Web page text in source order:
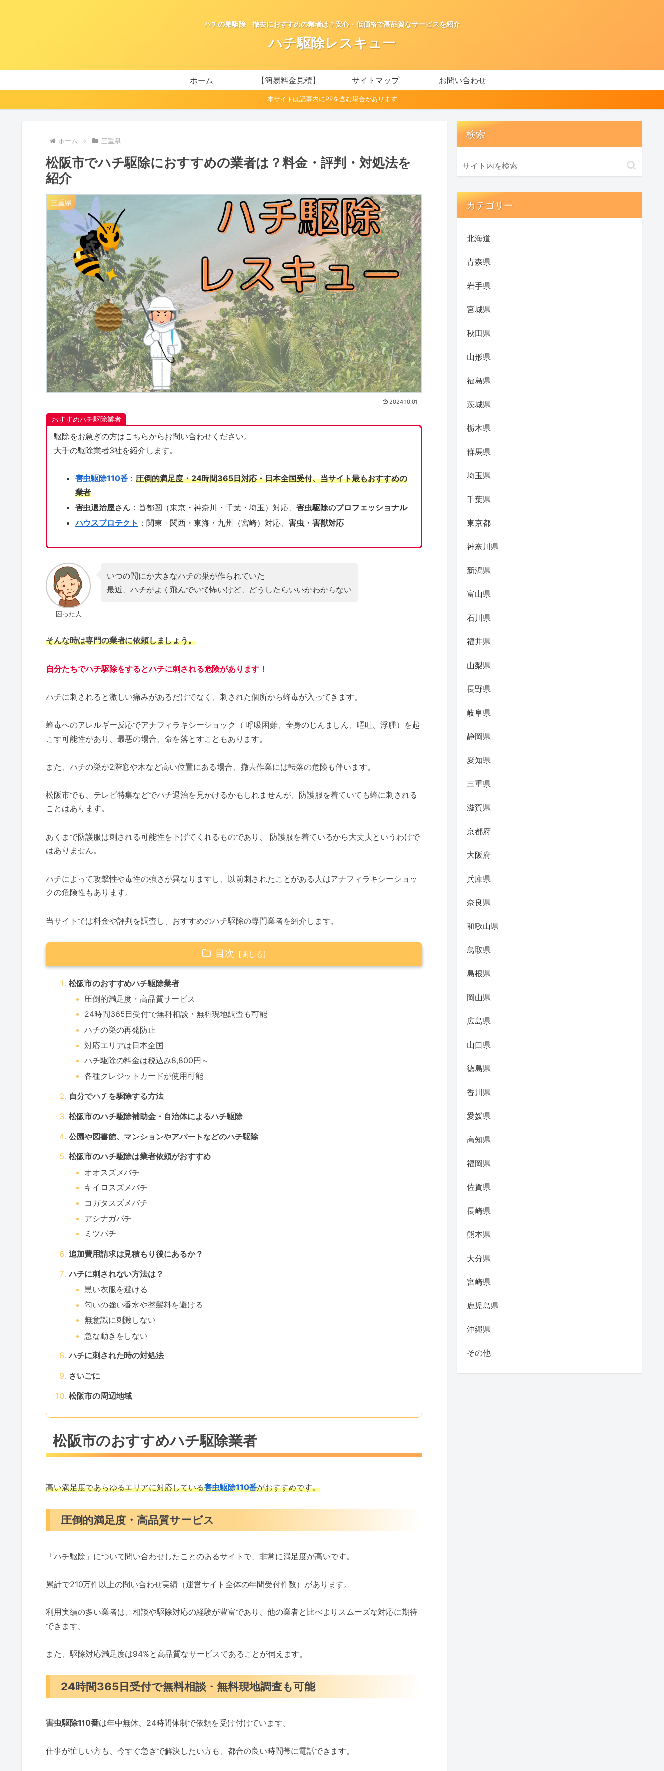
ハチの巣駆除・撤去におすすめの業者は？安心・低価格で高品質なサービスを紹介
ハチ駆除レスキュー
ホーム 【簡易料金見積】 サイトマップ お問い合わせ
本サイトは記事内にPRを含む場合があります
ホーム 三重県
松阪市でハチ駆除におすすめの業者は？料金・評判・対処法を
紹介
三重県
2024.10.01
おすすめハチ駆除業者
駆除をお急ぎの方はこちらからお問い合わせください。
大手の駆除業者3社を紹介します。
害虫駆除110番： 圧倒的満足度・24時間365日対応・日本全国受付、当サイト最もおすすめの
業者
害虫退治屋さん：首都圏（東京・神奈川・千葉・埼玉）対応、 害虫駆除のプロフェッショナル
ハウスプロテクト ：関東・関西・東海・九州（宮崎）対応、 害虫・害獣対応
困った人
いつの間にか大きなハチの巣が作られていた
最近、ハチがよく飛んでいて怖いけど、どうしたらいいかわからない
そんな時は専門の業者に依頼しましょう。
自分たちでハチ駆除をするとハチに刺される危険があります！
ハチに刺されると激しい痛みがあるだけでなく、刺された個所から蜂毒が入ってきます。
蜂毒へのアレルギー反応でアナフィラキシーショック（ 呼吸困難、全身のじんましん、嘔吐、浮腫）を起
こす可能性があり、最悪の場合、命を落とすこともあります。
また、ハチの巣が2階窓や木など高い位置にある場合、撤去作業には転落の危険も伴います。
松阪市でも、テレビ特集などでハチ退治を見かけるかもしれませんが、防護服を着ていても蜂に刺される
ことはあります。
あくまで防護服は刺される可能性を下げてくれるものであり、 防護服を着ているから大丈夫というわけで
はありません。
ハチによって攻撃性や毒性の強さが異なりますし、以前刺されたことがある人はアナフィラキシーショッ
クの危険性もあります。
当サイトでは料金や評判を調査し、おすすめのハチ駆除の専門業者を紹介します。
目次
松阪市のおすすめハチ駆除業者
圧倒的満足度・高品質サービス
24時間365日受付で無料相談・無料現地調査も可能
ハチの巣の再発防止
対応エリアは日本全国
ハチ駆除の料金は税込み8,800円～
各種クレジットカードが使用可能
自分でハチを駆除する方法
松阪市のハチ駆除補助金・自治体によるハチ駆除
公園や図書館、マンションやアパートなどのハチ駆除
松阪市のハチ駆除は業者依頼がおすすめ
オオスズメバチ
キイロスズメバチ
コガタスズメバチ
アシナガバチ
ミツバチ
追加費用請求は見積もり後にあるか？
ハチに刺されない方法は？
黒い衣服を避ける
匂いの強い香水や整髪料を避ける
無意識に刺激しない
急な動きをしない
ハチに刺された時の対処法
さいごに
松阪市の周辺地域
松阪市のおすすめハチ駆除業者
高い満足度であらゆるエリアに対応している害虫駆除110番がおすすめです。
圧倒的満足度・高品質サービス
「ハチ駆除」について問い合わせしたことのあるサイトで、非常に満足度が高いです。
累計で210万件以上の問い合わせ実績（運営サイト全体の年間受付件数）があります。
利用実績の多い業者は、相談や駆除対応の経験が豊富であり、他の業者と比べよりスムーズな対応に期待
できます。
また、駆除対応満足度は94%と高品質なサービスであることが伺えます。
24時間365日受付で無料相談・無料現地調査も可能
害虫駆除110番は年中無休、24時間体制で依頼を受け付けています。
仕事が忙しい方も、今すぐ急ぎで解決したい方も、都合の良い時間帯に電話できます。
検索
カテゴリー
北海道
青森県
岩手県
宮城県
秋田県
山形県
福島県
茨城県
栃木県
群馬県
埼玉県
千葉県
東京都
神奈川県
新潟県
富山県
石川県
福井県
山梨県
長野県
岐阜県
静岡県
愛知県
三重県
滋賀県
京都府
大阪府
兵庫県
奈良県
和歌山県
鳥取県
島根県
岡山県
広島県
山口県
徳島県
香川県
愛媛県
高知県
福岡県
佐賀県
長崎県
熊本県
大分県
宮崎県
鹿児島県
沖縄県
その他